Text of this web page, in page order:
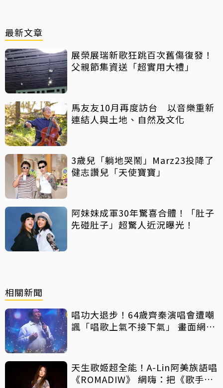
最新文章
展榮展瑞新歌狂跳百次舊傷復發！
父親節集資送「超實用大禮」
馬友友10月再度訪台 以音樂重新
連結人與土地、自然及文化
3歲兒「躺地哭鬧」Marz23投降了
健志讚兒「天使寶寶」
阿妹妹成軍30年驚喜合體！「肚子
先碰肚子」超驚人近況曝光！
相關新聞
唱功大退步！64歲齊秦演唱會遭嘲
諷「唱歌上氣不接下氣」 畫面網瘋
天生歌姬超全能！A-Lin阿美族語唱
《ROMADIW》 網嗨：把《歌手》